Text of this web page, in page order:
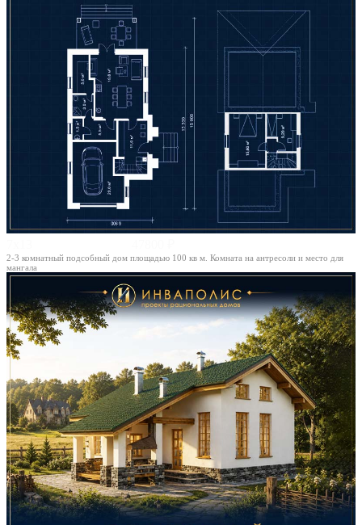
2-3 комнатный подсобный дом площадью 100 кв м. Комната на антресоли и место для
мангала